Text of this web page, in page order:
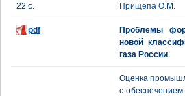
22 с. Прищепа О.М.
pdf
Проблемы
новой
газа России
Оценка
с